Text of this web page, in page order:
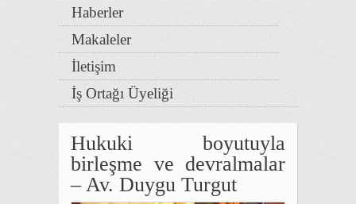
Haberler
Makaleler
İletişim
İş Ortağı Üyeliği
Hukuki boyutuyla
birleşme ve devralmalar
– Av. Duygu Turgut